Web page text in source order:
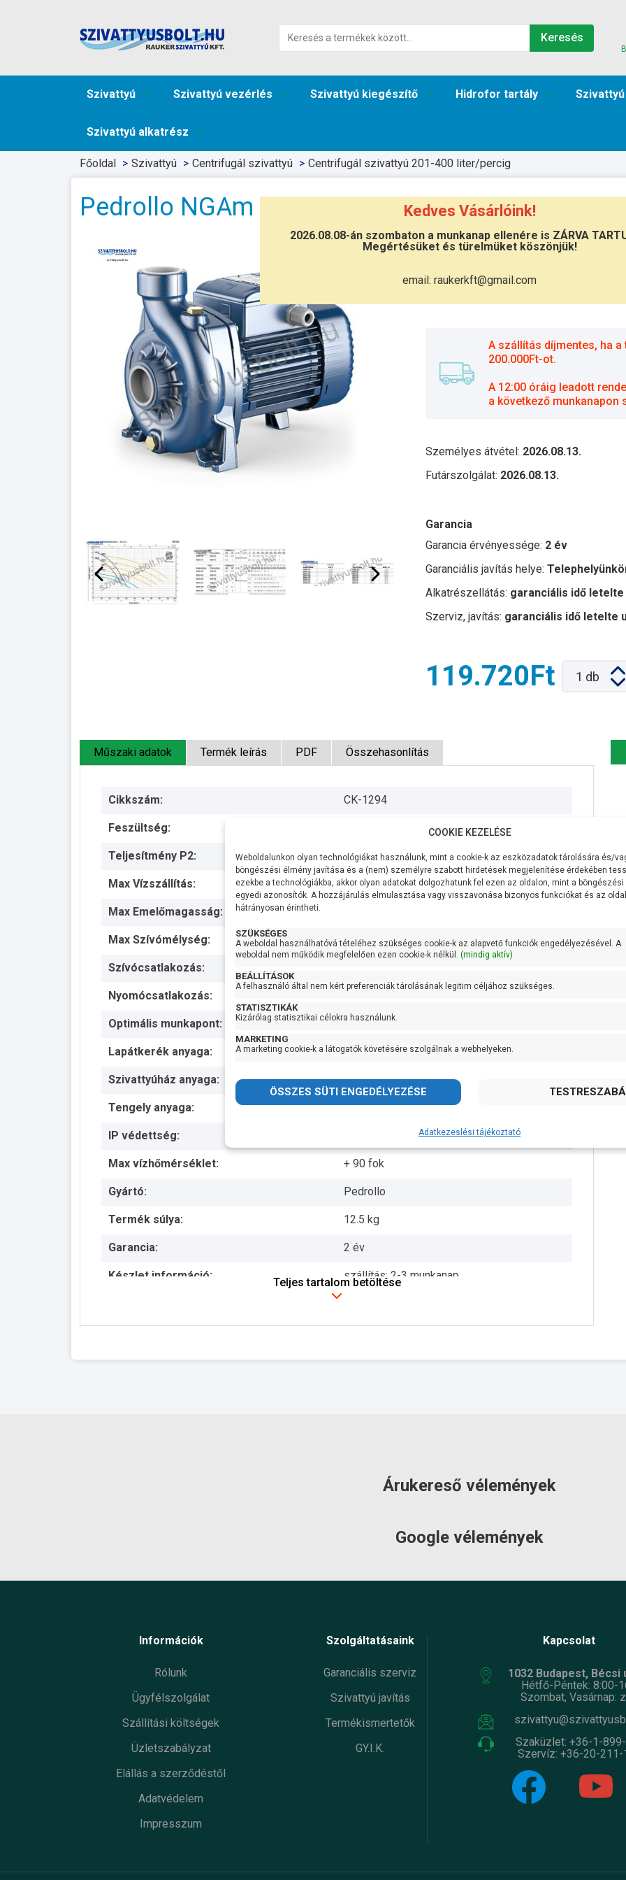
Kedves Vásárlóink!
2026.08.08-án szombaton a munkanap ellenére is ZÁRVA
Megértésüket és türelmüket köszönjük!
email: raukerkft@gmail.com
Keresés
Szivattyú Szivattyú vezérlés Szivattyú kiegészítő Hidrofor tartály
Szivattyú alkatrész
Főoldal Szivattyú Centrifugál szivattyú Centrifugál szivattyú 201-400 liter/percig
Pedrollo NGAm 1B
Átvétel
A szállítás díjmentes, ha
200.000Ft-ot.
A 12:00 óráig leadott
a következő munkanapon
Személyes átvétel: 2026.08.13.
Futárszolgálat: 2026.08.13.
Garancia
Garancia érvényessége: 2 év
Garanciális javítás helye:
Alkatrészellátás: garanciális idő letelte
Szerviz, javítás: garanciális idő letelte
119.720Ft 1 db
Műszaki adatok Termék leírás PDF Összehasonlítás
Cikkszám: CK-1294
Feszültség:
Teljesítmény P2: 550W
Max Vízszállítás: 350 liter/perc
Max Emelőmagasság:
Max Szívómélység: 7 méter
Szívócsatlakozás:
Nyomócsatlakozás: 6/4 coll
Optimális munkapont: 13,5 méteren 200 liter/perc
Lapátkerék anyaga: AISI 304 rozsdamentes acél
Szivattyúház anyaga: Öntvény
Tengely anyaga: AISI 431 rozsdamentes acél
IP védettség:
Max vízhőmérséklet: + 90 fok
Gyártó: Pedrollo
Termék súlya: 12.5 kg
Garancia: 2 év
Készlet információ: szállítás: 2-3 munkanap
Teljes tartalom betöltése
Árukereső vélemények
Google vélemények
Információk
Rólunk
Ügyfélszolgálat
Szállítási költségek
Üzletszabályzat
Elállás a szerződéstől
Adatvédelem
Impresszum
Szolgáltatásaink
Garanciális szerviz
Szivattyú javítás
Termékismertetők
GY.I.K.
Kapcsolat
1032 Budapest, Bécsi
Hétfő-Péntek: 8:00-
Szombat, Vasárnap:
Szaküzlet: +36-1-
Szervíz: +36-20-211-
COOKIE KEZELÉSE
Weboldalunkon olyan technológiákat használunk, mint a cookie-k az eszközadatok tárolására és/
böngészési élmény javítása és a (nem) személyre szabott hirdetések megjelenítése érdekében
ezekbe a technológiákba, akkor olyan adatokat dolgozhatunk fel ezen az oldalon, mint a
egyedi azonosítók. A hozzájárulás elmulasztása vagy visszavonása bizonyos funkciókat és az
hátrányosan érintheti.
SZÜKSÉGES
A weboldal használhatóvá tételéhez szükséges cookie-k az alapvető funkciók engedélyezésével. A
weboldal nem működik megfelelően ezen cookie-k nélkül. (mindig aktív)
BEÁLLÍTÁSOK
A felhasználó által nem kért preferenciák tárolásának legitim céljához szükséges.
STATISZTIKÁK
Kizárólag statisztikai célokra használunk.
MARKETING
A marketing cookie-k a látogatók követésére szolgálnak a webhelyeken.
Adatkezeslési tájékoztató